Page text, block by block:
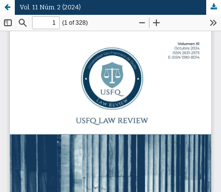
Vol. 11 Núm. 2 (2024)